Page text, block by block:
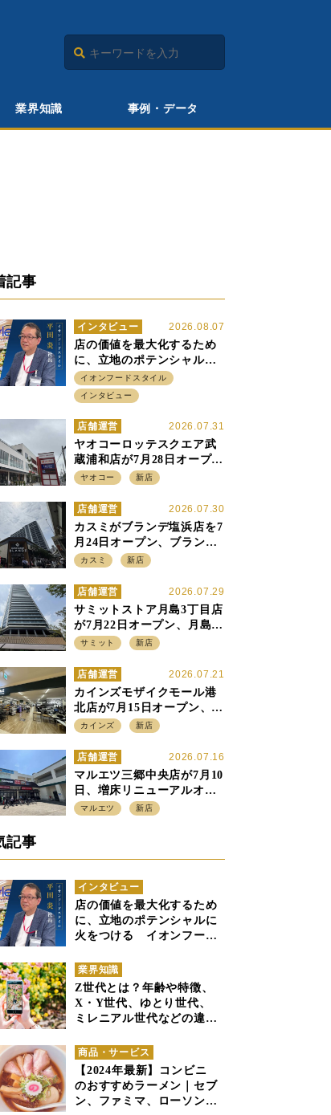
業界知識 事例・データ
記事
2026.08.07
インタビュー
店の価値を最大化するため
に、立地のポテンシャルに
火をつける イオンフード
スタイル 平田 炎社長
イオンフードスタイル
インタビュー
2026.07.31
店舗運営
ヤオコーロッテスクエア武
蔵浦和店が7月28日オープ
ン、至近の惣菜繁盛店・武
すみ分け
ヤオコー 新店
2026.07.30
店舗運営
カスミがブランデ塩浜店を7
月24日オープン、ブランデ5
店目は生鮮、デリカ強化の
入れ
カスミ 新店
2026.07.29
店舗運営
サミットストア月島3丁目店
が7月22日オープン、月島の
58階建てタワーマンション1
を出店
サミット 新店
2026.07.21
店舗運営
カインズモザイクモール港
北店が7月15日オープン、出
店強化の神奈川県、駅前
カインズ 新店
2026.07.16
店舗運営
マルエツ三郷中央店が7月10
日、増床リニューアルオー
プン、「アーバン500坪モデ
マルエツ 新店
記事
インタビュー
店の価値を最大化するため
に、立地のポテンシャルに
火をつける イオンフード
業界知識
Z世代とは？年齢や特徴、
X・Y世代、ゆとり世代、
ミレニアル世代などの違い
商品・サービス
【2024年最新】コンビニ
のおすすめラーメン｜セブ
ン、ファミマ、ローソンの